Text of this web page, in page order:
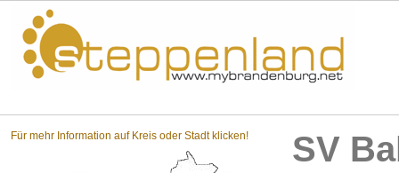
Für mehr Information auf Kreis oder Stadt klicken! SV